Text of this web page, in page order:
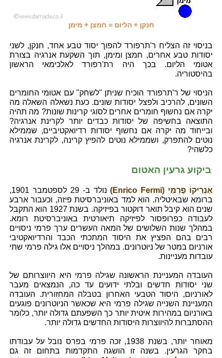
חנקן + הליום = חמצן + מימן
בניסוי זה הצליח ר'תרפורד להפוך יסוד טבע אחד, חנקן, לשני
יסודות טבע אחרים, חמצן ומימן, תוך השקעת אנרגיה בצורת
אטומי הליום. בכך היה רת'רפורד לאלכימאי הראשון
בהיסטוריה.
הניסוי של ר'תרפורד הוכיח שניתן "לשחק" עם אטומי החומרים
השונים, להרכיב ולפצל יסודות שונים. כעת נשאלה השאלה מה
יקרה אם נחשוף חומרים אחרים לסוגי קרינות שונות? מה תהיה
התוצאה בחשיפה של יסודות כבדים יותר לקרינת אנרגיה?
ובייחוד מה יקרה אם נחשוף יסודות רדיואקטיביים, שממילא
נוטים להתפרק, ושממילא נוטים להפיץ קרינה, לקרינת אנרגיה
כלשהי?
ביקוע גרעין האטום
אֶנְרִיקוֹ פֶרְמִי (Enrico Fermi)
נולד ב- 29 לספטמבר 1901,
ברומא שבאיטליה. הוא למד באוניברסיטת פיזה, וכעבור ארבע
שנים הוא קיבל תואר דוקטור בפיזיקה. בשנת 1927 הוא התקבל
לעבודה כפרופסור לפיזיקה תיאורטית באוניברסיטת רומא.
במהלך שנות השלושים של המאה העשרים ערך פרמי ניסויים
רבים בהם הפציץ את היסוד המתכתי הכבד והרדיואקטיבי
אורניום במטר של ניוטרונים. במהלך ניסויים אלו גילה פרמי שתי
עובדות מעניינות.
העובדה המעניינת הראשונה שגילה פרמי היא היווצרותם של
שני יסודות חדשים ובלתי ידועים עד כה, הנמצאים מעבר
לאורניום, היסוד הטבעי האחרון בטבלה המחזורית. העובדה
המעניינת השנייה שגילה פרמי היא שכאשר הניוטרונים פוגעים
באורניום במהירות איטית יותר כך השפעתם גדולה יותר, כלומר
ההסתברות להיווצרות היסודות החדשים גדולה יותר.
מאוחר יותר, בשנת 1938, זכה פרמי בפרס נובל על עבודתו
בחקר הגרעין. בשנה זו הושגה התקדמות בתחום זה גם